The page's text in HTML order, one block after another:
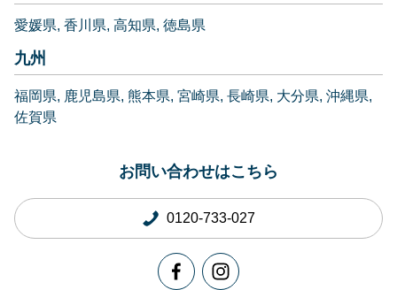
愛媛県 香川県 高知県 徳島県
九州
福岡県 鹿児島県 熊本県 宮崎県 長崎県 大分県 沖縄県
佐賀県
お問い合わせはこちら
0120-733-027